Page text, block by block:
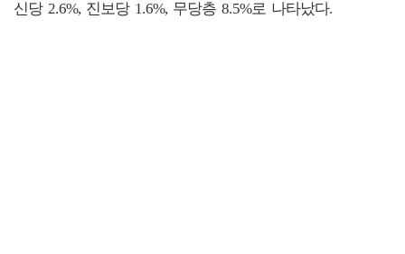
신당 2.6%, 진보당 1.6%, 무당층 8.5%로 나타났다.